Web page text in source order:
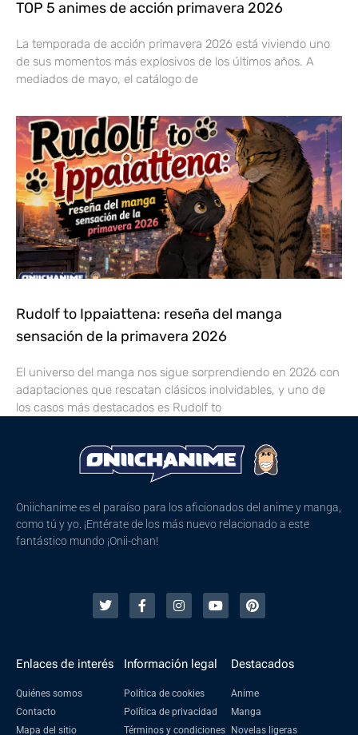
TOP 5 animes de acción primavera 2026
La temporada de acción primavera 2026 está viviendo uno
de sus momentos más explosivos de los últimos años. A
mediados de mayo, el catálogo de
Rudolf to Ippaiattena: reseña del manga
sensación de la primavera 2026
El universo del manga nos sigue sorprendiendo en 2026 con
adaptaciones que rescatan clásicos inolvidables, y uno de
los casos más destacados es Rudolf to
Oniichanime es el paraíso para los aficionados del anime y manga,
como tú y yo. ¡Entérate de los más nuevo relacionado a este
fantástico mundo ¡Onii-chan!
Enlaces de interés
Quiénes somos
Contacto
Mapa del sitio
Información legal
Política de cookies
Política de privacidad
Términos y condiciones
Destacados
Anime
Manga
Novelas ligeras